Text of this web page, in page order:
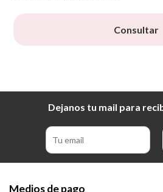
Consultar
Dejanos tu mail para
Medios de pago